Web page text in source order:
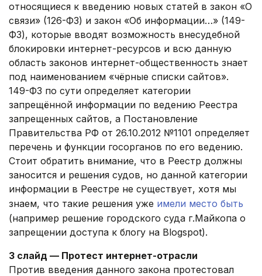
относящиеся к введению новых статей в закон «О
связи» (126-ФЗ) и закон «Об информации…» (149-
ФЗ), которые вводят возможность внесудебной
блокировки интернет-ресурсов и всю данную
область законов интернет-общественность знает
под наименованием «чёрные списки сайтов».
149-ФЗ по сути определяет категории
запрещённой информации по ведению Реестра
запрещенных сайтов, а Постановление
Правительства РФ от 26.10.2012 №1101 определяет
перечень и функции госорганов по его ведению.
Стоит обратить внимание, что в Реестр должны
заносится и решения судов, но данной категории
информации в Реестре не существует, хотя мы
знаем, что такие решения уже имели место быть
(например решение городского суда г.Майкопа о
запрещении доступа к блогу на Blogspot).
3 слайд — Протест интернет-отрасли
Против введения данного закона протестовал